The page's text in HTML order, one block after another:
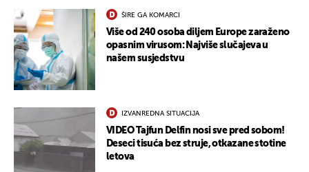
ŠIRE GA KOMARCI
Više od 240 osoba diljem Europe zaraženo
opasnim virusom: Najviše slučajeva u
našem susjedstvu
IZVANREDNA SITUACIJA
VIDEO Tajfun Delfin nosi sve pred sobom!
Deseci tisuća bez struje, otkazane stotine
letova